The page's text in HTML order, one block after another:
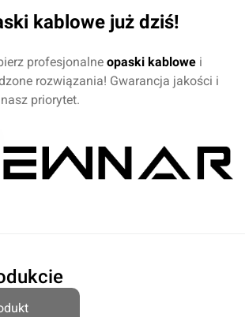
kablowe już dziś!
profesjonalne opaski kablowe i
rozwiązania! Gwarancja jakości i
priorytet.